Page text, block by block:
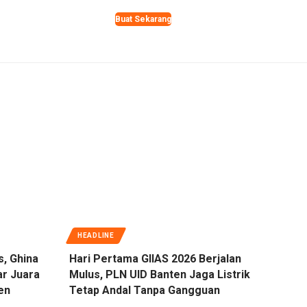
Buat Sekarang
Ghina
Juara
HEADLINE
Hari Pertama GIIAS 2026 Berjalan
Mulus, PLN UID Banten Jaga Listrik
Tetap Andal Tanpa Gangguan